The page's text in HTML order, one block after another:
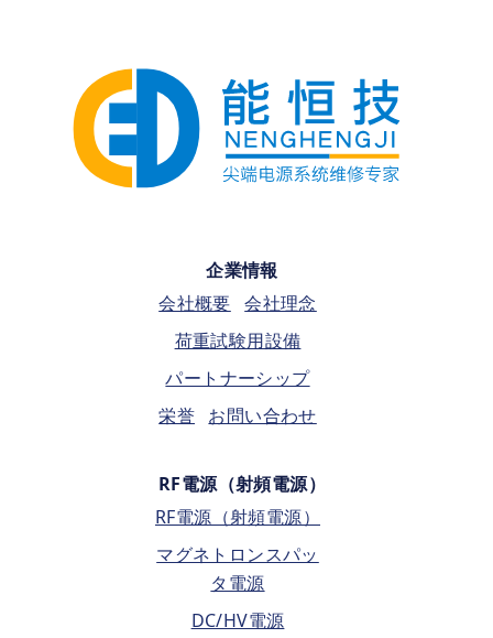
企業情報
会社概要
会社理念
荷重試験用設備
パートナーシップ
栄誉 お問い合わせ
RF電源（射頻電源）
RF電源（射頻電源）
マグネトロンスパッ
タ電源
DC/HV電源